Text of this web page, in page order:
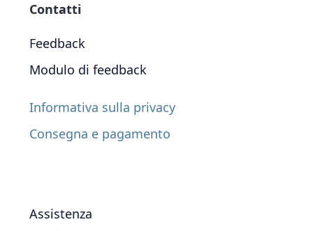
Contatti
Feedback
Modulo di feedback
Informativa sulla privacy
Consegna e pagamento
Assistenza